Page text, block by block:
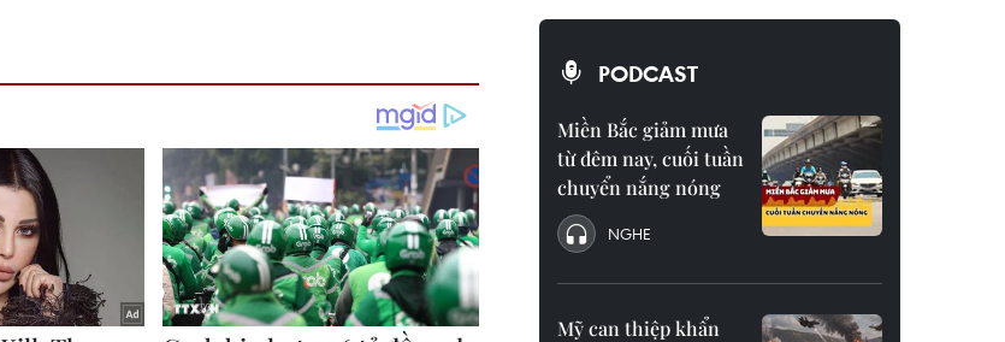
PODCAST
Miền Bắc giảm mưa
từ đêm nay, cuối tuần
chuyển nắng nóng
NGHE
Mỹ can thiệp khẩn